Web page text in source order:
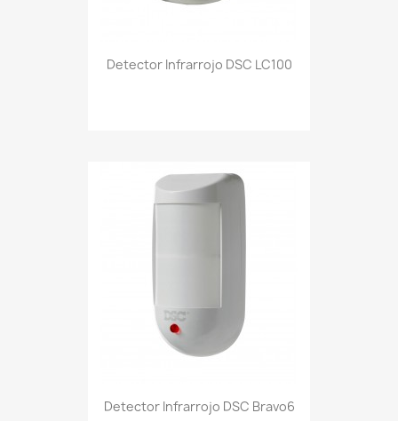
Detector Infrarrojo DSC LC100
Detector Infrarrojo DSC Bravo6